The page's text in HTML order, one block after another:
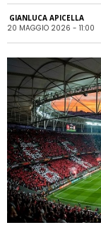
GIANLUCA APICELLA
20 MAGGIO 2026 - 11:00